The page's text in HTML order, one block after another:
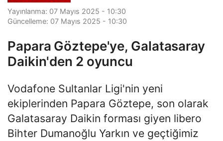
Yayınlanma: 07 Mayıs 2025 - 10:30
Güncelleme: 07 Mayıs 2025 - 10:30
Papara Göztepe'ye, Galatasaray
Daikin'den 2 oyuncu
Vodafone Sultanlar Ligi'nin yeni
ekiplerinden Papara Göztepe, son olarak
Galatasaray Daikin forması giyen libero
Bihter Dumanoğlu Yarkın ve geçtiğimiz